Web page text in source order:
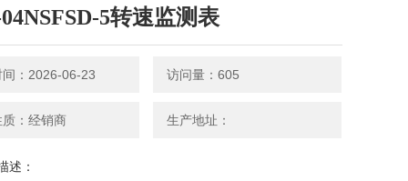
5转速监测表
间：2026-06-23 访问量：605
：经销商 生产地址：
述：